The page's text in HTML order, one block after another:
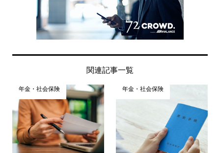
関連記事一覧
年金・社会保険 年金・社会保険